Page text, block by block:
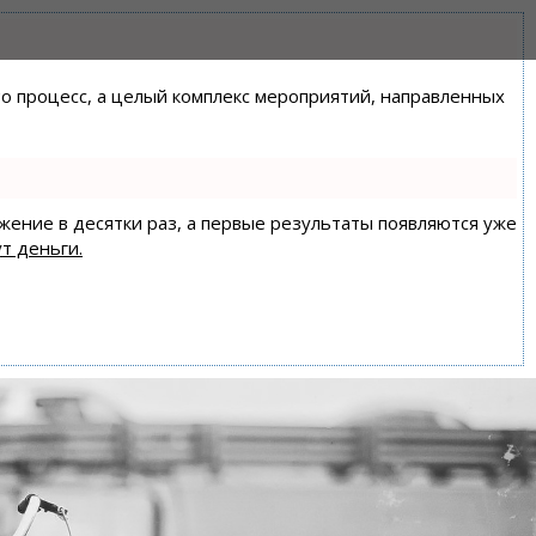
процесс, а целый комплекс мероприятий, направленных
в десятки раз, а первые результаты появляются уже
деньги.